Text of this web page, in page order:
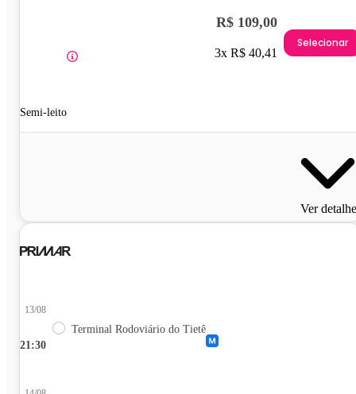
Semi-leito
R$ 109,00
3x R$ 40,41
Selecionar
Ver
21:30
13/08
Terminal Rodoviário do Tietê